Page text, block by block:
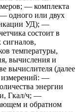
— комплекта
— одного или двух
УД); —
состоит в
температуры,
вычисления и
вычислителя (далее
измерений: —
энергии
Гкал/ч; —
и обратном